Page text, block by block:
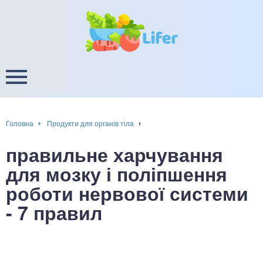
Головна Продукти для органів тіла
правильне харчування
для мозку і поліпшення
роботи нервової системи
- 7 правил
ШКТ
/ звуження судин
енергії, уваги